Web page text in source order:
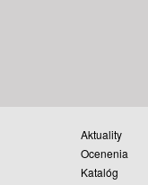
Aktuality
Ocenenia
Katalóg